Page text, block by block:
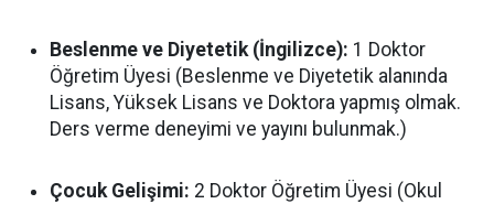
Beslenme ve Diyetetik (İngilizce): 1 Doktor
Öğretim Üyesi (Beslenme ve Diyetetik alanında
Lisans, Yüksek Lisans ve Doktora yapmış olmak.
Ders verme deneyimi ve yayını bulunmak.)
Çocuk Gelişimi: 2 Doktor Öğretim Üyesi (Okul